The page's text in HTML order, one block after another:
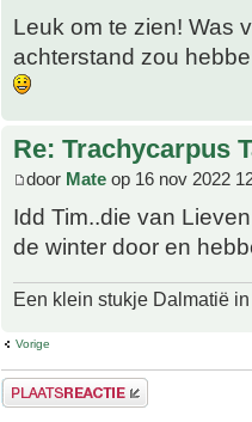
Leuk om te zien! Was
achterstand zou
Re: Trachycarpus
door Mate op 16 nov 2022
Idd Tim..die van
de winter door en
Een klein stukje Dalmatië
Vorige
Plaats een reactie